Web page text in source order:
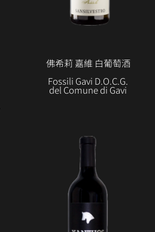
佛希莉 嘉維 白葡萄酒
Fossili Gavi D.O.C.G.
del Comune di Gavi